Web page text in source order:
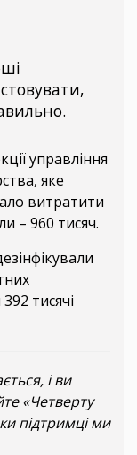
управління
яке
витратити
– 960 тисяч.
тисячі
і ви
«Четверту
підтримці ми